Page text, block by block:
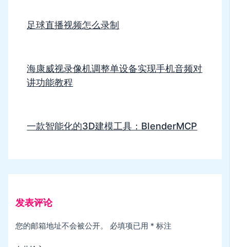
足球直播视频怎么录制
海康威视录像机调整单设备实现手机音频对
讲功能教程
一款智能化的3D建模工具：BlenderMCP
发表评论
您的邮箱地址不会被公开。 必填项已用 * 标注